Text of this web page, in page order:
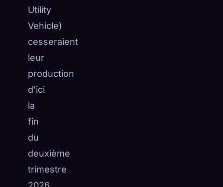
Utility
Vehicle)
cesseraient
leur
production
d’ici
la
fin
du
deuxième
trimestre